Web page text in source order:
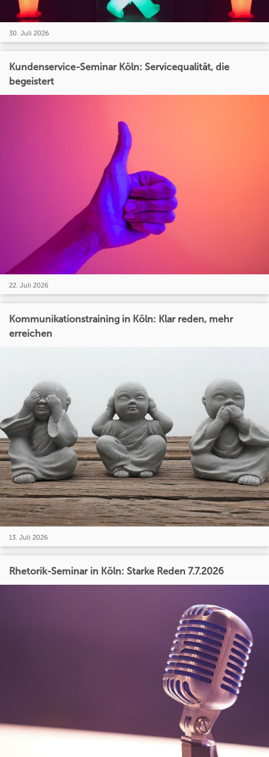
30. Juli 2026
Kundenservice-Seminar Köln: Servicequalität, die
begeistert
22. Juli 2026
Kommunikationstraining in Köln: Klar reden, mehr
erreichen
13. Juli 2026
Rhetorik-Seminar in Köln: Starke Reden 7.7.2026